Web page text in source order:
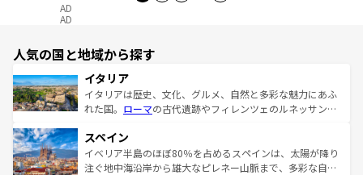
AD
AD
人気の国と地域から探す
イタリア
イタリアは歴史、文化、グルメ、自然と多彩な魅力にあふ
れた国。 ローマの古代遺跡やフィレンツェのルネッサンス
ろん、トスカーナの美しい田園風景やアマルフィ海岸の絶
景など、自然景観も見逃せない。観光の合間には、本場の
ピザやパスタなど、絶品のイタリア料理を堪能することも
スペイン
イベリア半島のほぼ80％を占めるスペインは、太陽が降り
注ぐ地中海沿岸から雄大なピレネー山脈まで、多彩な自然